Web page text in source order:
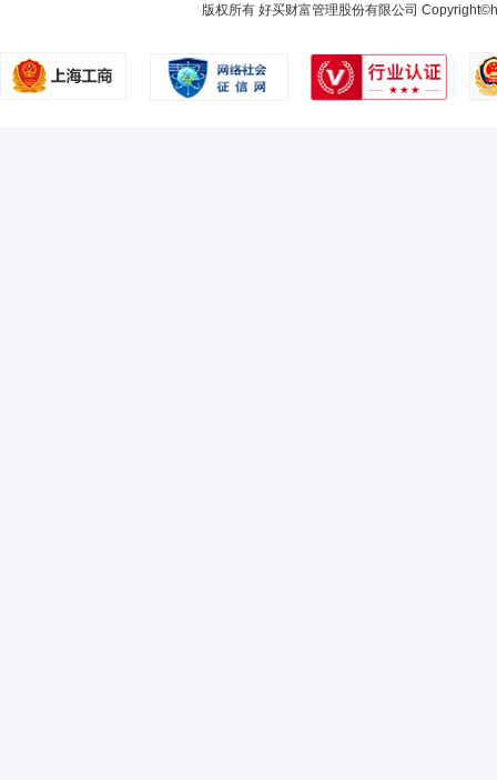
版权所有 好买财富管理股份有限公司